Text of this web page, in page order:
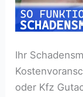
Ihr
oder Kfz